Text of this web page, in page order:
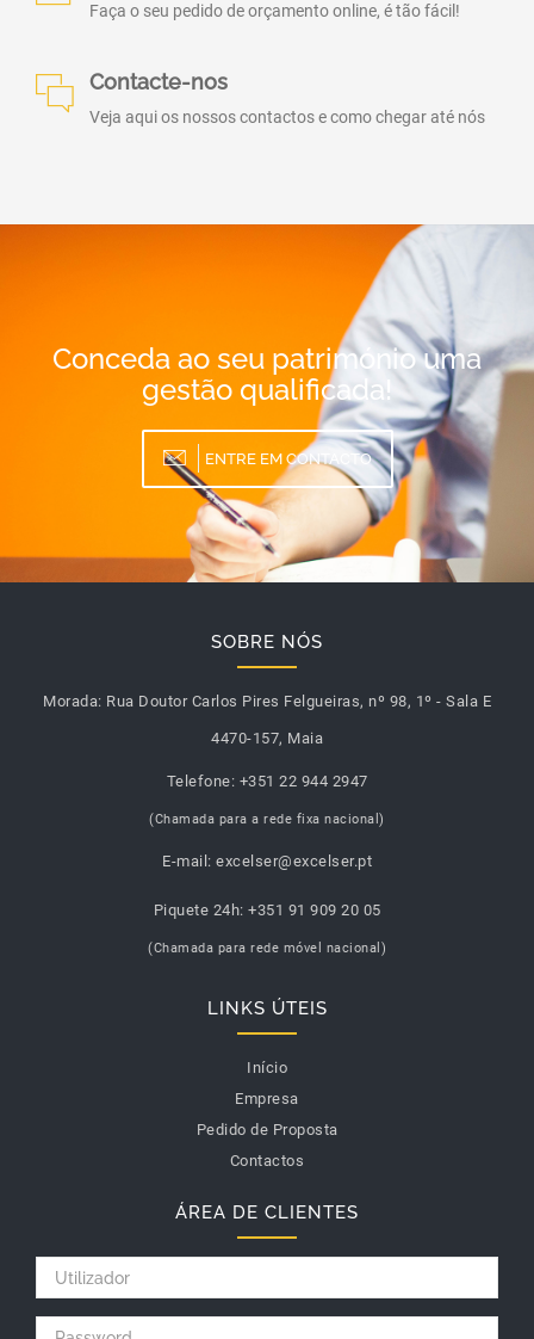
Faça o seu pedido de orçamento online, é tão fácil!
Contacte-nos
Veja aqui os nossos contactos e como chegar até nós
Conceda ao seu património uma
gestão qualificada!
ENTRE EM CONTACTO
SOBRE NÓS
Morada: Rua Doutor Carlos Pires Felgueiras, nº 98, 1º - Sala E
4470-157, Maia
Telefone: +351 22 944 2947
(Chamada para a rede fixa nacional)
E-mail: excelser@excelser.pt
Piquete 24h: +351 91 909 20 05
(Chamada para rede móvel nacional)
LINKS ÚTEIS
Início
Empresa
Pedido de Proposta
Contactos
ÁREA DE CLIENTES